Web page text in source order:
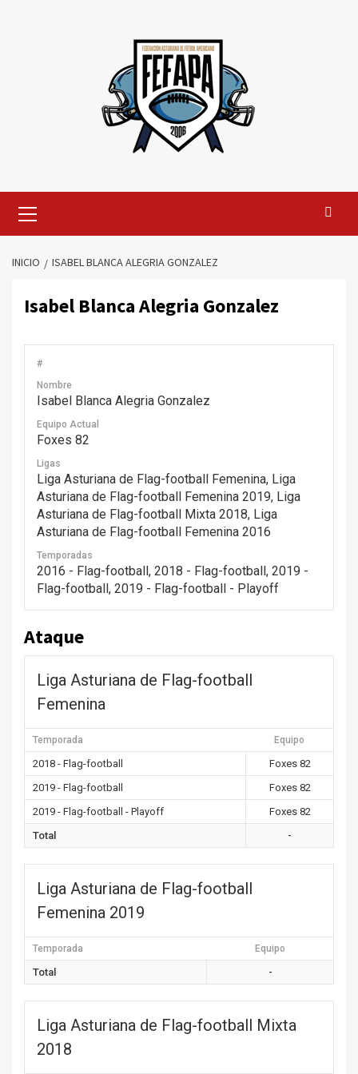
primario
INICIO ISABEL BLANCA ALEGRIA GONZALEZ
Isabel Blanca Alegria Gonzalez
#
Nombre
Isabel Blanca Alegria Gonzalez
Equipo Actual
Foxes 82
Ligas
Liga Asturiana de Flag-football Femenina, Liga
Asturiana de Flag-football Femenina 2019, Liga
Asturiana de Flag-football Mixta 2018, Liga
Asturiana de Flag-football Femenina 2016
Temporadas
2016 - Flag-football, 2018 - Flag-football, 2019 -
Flag-football, 2019 - Flag-football - Playoff
Ataque
Liga Asturiana de Flag-football
Femenina
Temporada Equipo
2018 - Flag-football
Foxes 82
2019 - Flag-football
Foxes 82
2019 - Flag-football - Playoff
Foxes 82
Total
-
Liga Asturiana de Flag-football
Femenina 2019
Temporada Equipo
Total -
Liga Asturiana de Flag-football Mixta
2018